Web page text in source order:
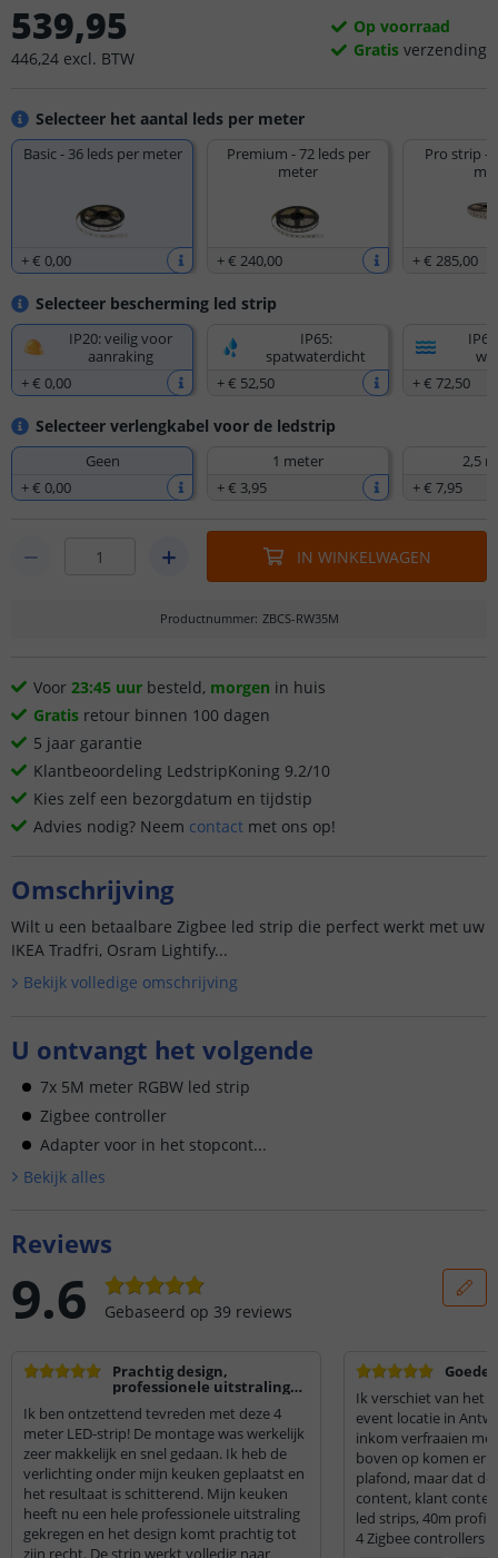
Selecteer het aantal leds per meter
Basic - 36 leds per meter
+€ 0,00
Premium - 72 leds per
meter
+€ 240,00
Pro strip -
+€ 285,00
Selecteer bescherming led strip
IP20: veilig voor
aanraking
+€ 0,00
IP65:
spatwaterdicht
+€ 52,50
+€ 72,50
Selecteer verlengkabel voor de ledstrip
Geen
+€ 0,00
1 meter
+€ 3,95
2,5
+€ 7,95
539,95
446,24 excl. BTW
Op voorraad
Gratis verzending
IN WINKELWAGEN
Productnummer: ZBCS-RW35M
Voor 23:45 uur besteld, morgen in huis
Gratis retour binnen 100 dagen
5 jaar garantie
Klantbeoordeling LedstripKoning 9.2/10
Kies zelf een bezorgdatum en tijdstip
Advies nodig? Neem contact met ons op!
Omschrijving
Wilt u een betaalbare Zigbee led strip die perfect werkt met uw
IKEA Tradfri, Osram Lightify...
Bekijk volledige omschrijving
U ontvangt het volgende
7x 5M meter RGBW led strip
Zigbee controller
Adapter voor in het stopcont...
Bekijk alles
Reviews
9.6 Gebaseerd op 39 reviews
Prachtig design,
professionele uitstraling
montage!
Ik ben ontzettend tevreden met deze 4
meter LED-strip! De montage was werkelijk
zeer makkelijk en snel gedaan. Ik heb de
verlichting onder mijn keuken geplaatst en
het resultaat is schitterend. Mijn keuken
heeft nu een hele professionele uitstraling
gekregen en het design komt prachtig tot
zijn recht. De strip werkt volledig naar
Goede
Ik verschiet van het
event locatie in
inkom verfraaien
boven op komen er
plafond, maar dat
content, klant
led strips, 40m
4 Zigbee controllers